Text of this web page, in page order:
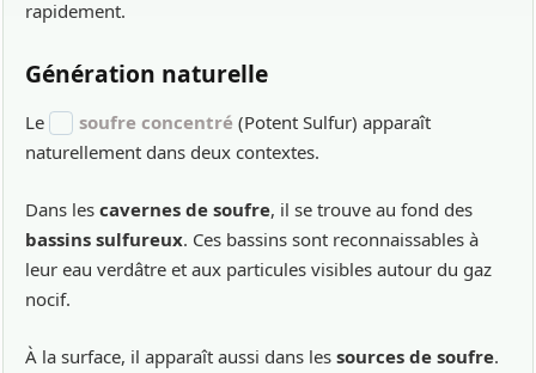
rapidement.
Génération naturelle
Le soufre concentré (Potent Sulfur) apparaît
naturellement dans deux contextes.
Dans les cavernes de soufre, il se trouve au fond des
bassins sulfureux. Ces bassins sont reconnaissables à
leur eau verdâtre et aux particules visibles autour du gaz
nocif.
À la surface, il apparaît aussi dans les sources de soufre.